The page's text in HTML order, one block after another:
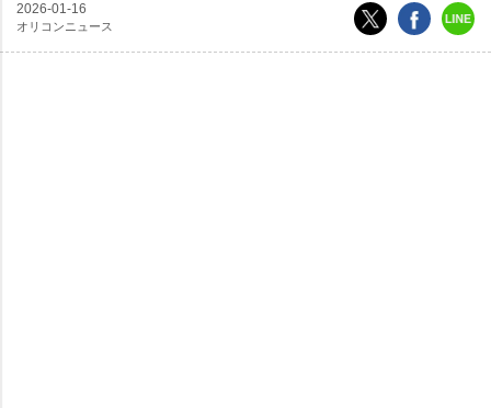
2026-01-16
オリコンニュース